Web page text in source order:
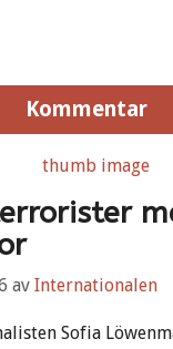
Kommentar
av Internationalen
Sofia